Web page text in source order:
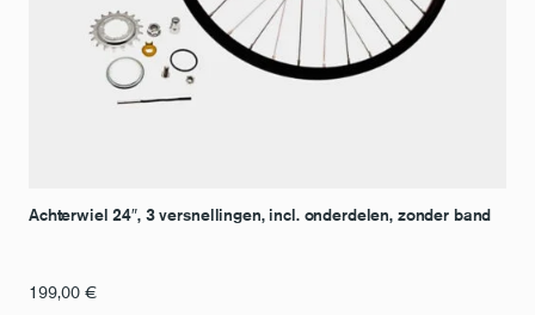
Achterwiel 24″, 3 versnellingen, incl. onderdelen, zonder band
199,00 €